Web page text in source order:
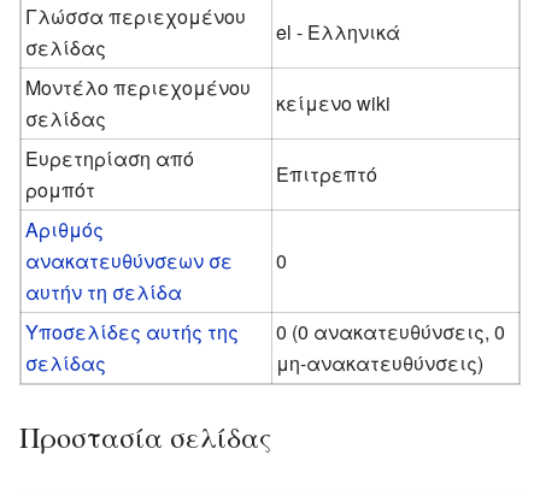
Γλώσσα περιεχομένου
σελίδας
el - Ελληνικά
Μοντέλο περιεχομένου
σελίδας
κείμενο wiki
Ευρετηρίαση από
ρομπότ
Επιτρεπτό
Αριθμός
ανακατευθύνσεων σε
αυτήν τη σελίδα
0
Υποσελίδες αυτής της
σελίδας
0 (0 ανακατευθύνσεις, 0
μη-ανακατευθύνσεις)
Προστασία σελίδας